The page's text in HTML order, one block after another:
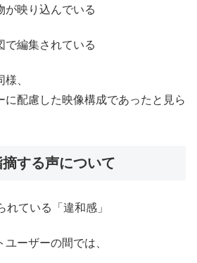
が映り込んでいる
で編集されている
、
に配慮した映像構成であったと見ら
する声について
ている「違和感」
ーザーの間では、